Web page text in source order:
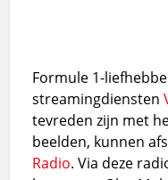
Formule 1-
streamingdiensten
tevreden zijn met
beelden, kunnen
Radio. Via deze